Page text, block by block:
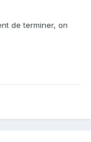
de terminer, on